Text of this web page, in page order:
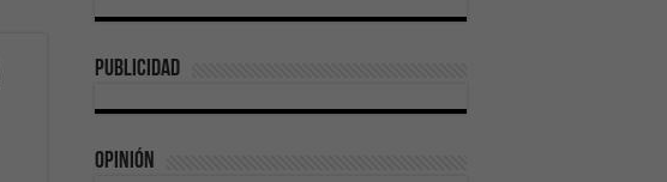
publicidad
Opinión